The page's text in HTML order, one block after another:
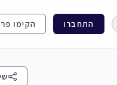
התחברו הקימו